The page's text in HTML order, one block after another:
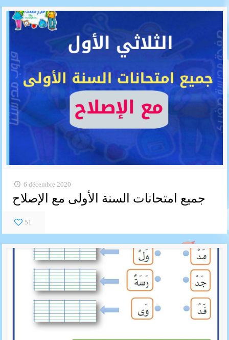
6 décembre 2020
جميع امتحانات السنة الأولى مع الإصلاح
51